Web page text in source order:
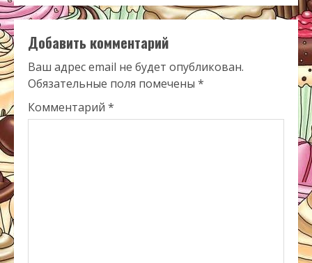
Добавить комментарий
Ваш адрес email не будет опубликован.
Обязательные поля помечены *
Комментарий *